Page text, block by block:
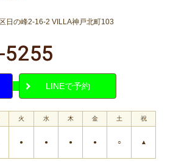
日の峰2-16-2 VILLA神戸北町103
LINEで予約
火 水 木 金 土 祝
● ● ● ● ○ ▲